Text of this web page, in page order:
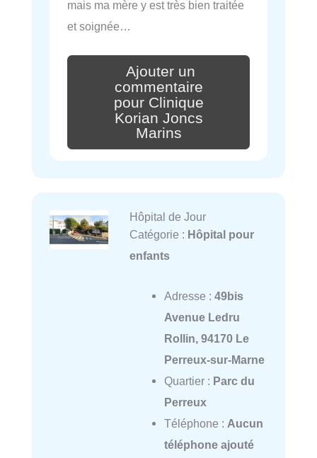
mais ma mère y est très bien traitée
et soignée…
Ajouter un
commentaire
pour Clinique
Korian Joncs
Marins
Hôpital de Jour
Catégorie : Hôpital pour
enfants
Adresse : 49bis
Avenue Ledru
Rollin, 94170 Le
Perreux-sur-Marne
Quartier : Parc du
Perreux
Téléphone : Aucun
téléphone ajouté